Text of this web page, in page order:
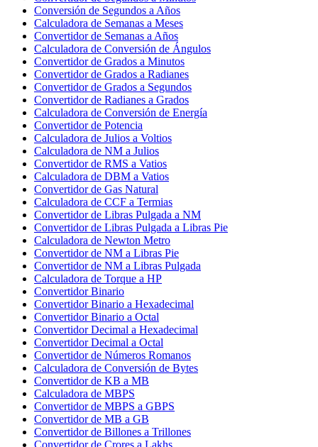
Conversión de Segundos a Años
Calculadora de Semanas a Meses
Convertidor de Semanas a Años
Calculadora de Conversión de Ángulos
Convertidor de Grados a Minutos
Convertidor de Grados a Radianes
Convertidor de Grados a Segundos
Convertidor de Radianes a Grados
Calculadora de Conversión de Energía
Convertidor de Potencia
Calculadora de Julios a Voltios
Calculadora de NM a Julios
Convertidor de RMS a Vatios
Calculadora de DBM a Vatios
Convertidor de Gas Natural
Calculadora de CCF a Termias
Convertidor de Libras Pulgada a NM
Convertidor de Libras Pulgada a Libras Pie
Calculadora de Newton Metro
Convertidor de NM a Libras Pie
Convertidor de NM a Libras Pulgada
Calculadora de Torque a HP
Convertidor Binario
Convertidor Binario a Hexadecimal
Convertidor Binario a Octal
Convertidor Decimal a Hexadecimal
Convertidor Decimal a Octal
Convertidor de Números Romanos
Calculadora de Conversión de Bytes
Convertidor de KB a MB
Calculadora de MBPS
Convertidor de MBPS a GBPS
Convertidor de MB a GB
Convertidor de Billones a Trillones
Convertidor de Crores a Lakhs